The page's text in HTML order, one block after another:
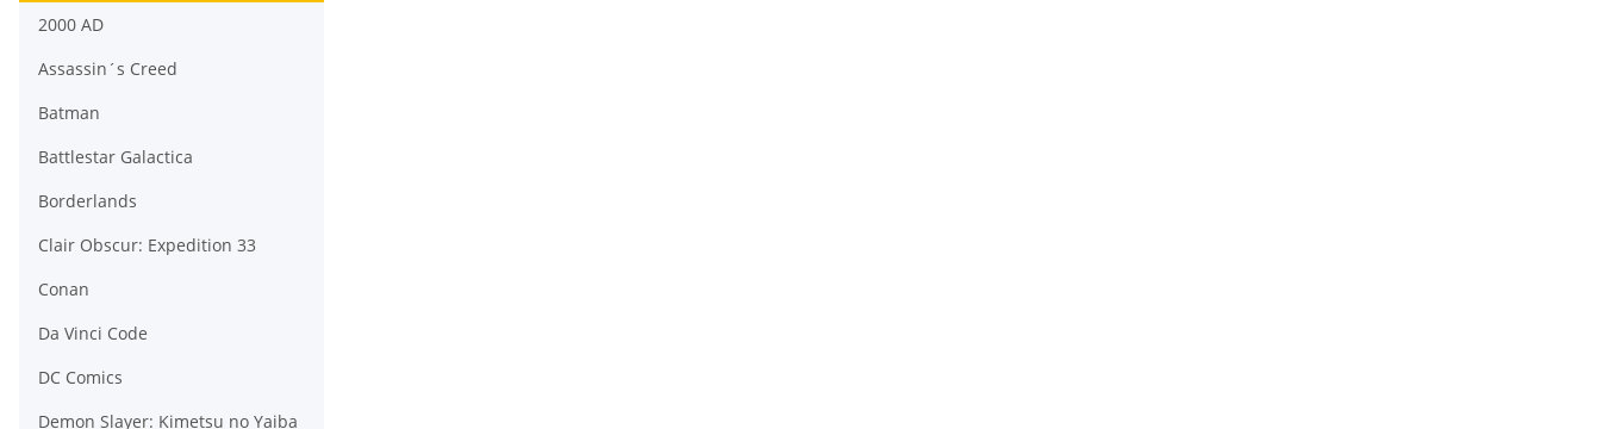
2000 AD
Assassin´s Creed
Batman
Battlestar Galactica
Borderlands
Clair Obscur: Expedition 33
Conan
Da Vinci Code
DC Comics
Demon Slayer: Kimetsu no Yaiba